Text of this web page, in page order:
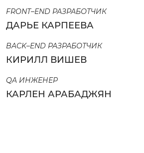
FRONT–END РАЗРАБОТЧИК
ДАРЬЕ КАРПЕЕВА
BACK–END РАЗРАБОТЧИК
КИРИЛЛ ВИШЕВ
QA ИНЖЕНЕР
КАРЛЕН АРАБАДЖЯН